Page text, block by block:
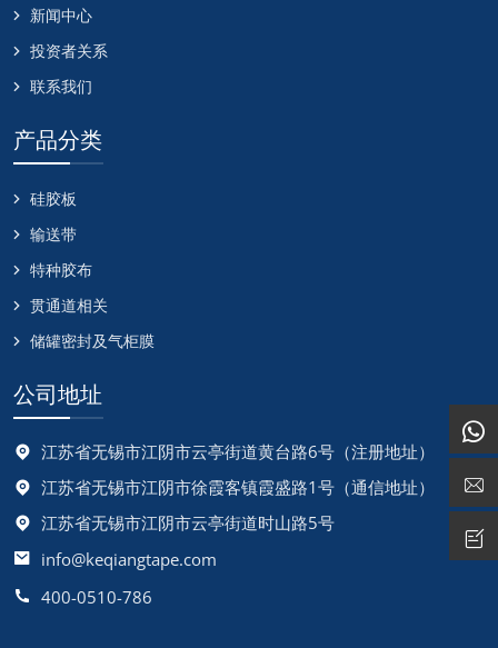
新闻中心
投资者关系
联系我们
产品分类
硅胶板
输送带
特种胶布
贯通道相关
储罐密封及气柜膜
公司地址
江苏省无锡市江阴市云亭街道黄台路6号（注册地址）
江苏省无锡市江阴市徐霞客镇霞盛路1号（通信地址）
江苏省无锡市江阴市云亭街道时山路5号
info@keqiangtape.com
400-0510-786‬